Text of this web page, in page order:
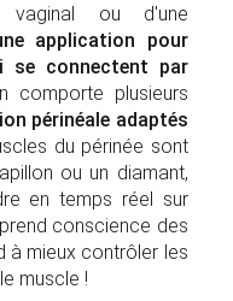
vaginal ou d'une
application pour
se connectent par
comporte plusieurs
périnéale adaptés
du périnée sont
ou un diamant,
en temps réel sur
conscience des
à mieux contrôler les
muscle !